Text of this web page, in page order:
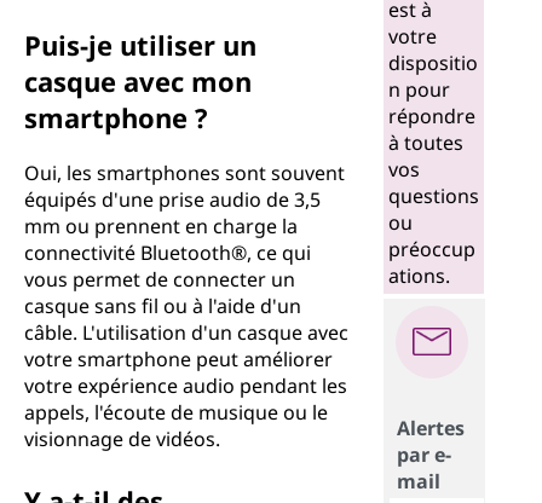
Puis-je utiliser un
casque avec mon
smartphone ?
Oui, les smartphones sont souvent
équipés d'une prise audio de 3,5
mm ou prennent en charge la
connectivité Bluetooth®, ce qui
vous permet de connecter un
casque sans fil ou à l'aide d'un
câble. L'utilisation d'un casque avec
votre smartphone peut améliorer
votre expérience audio pendant les
appels, l'écoute de musique ou le
visionnage de vidéos.
est à
votre
dispositio
n pour
répondre
à toutes
vos
questions
ou
préoccup
ations.
Alertes
par e-
mail